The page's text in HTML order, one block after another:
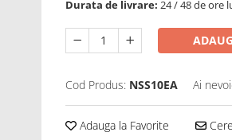
Durata de livrare: 24 / 48 de ore
Cod Produs: NSS10EA Ai
Adauga la Favorite